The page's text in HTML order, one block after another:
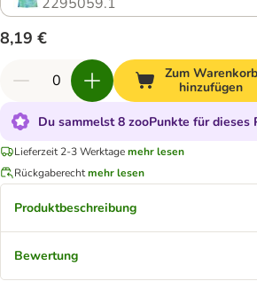
8,19 €
Zum Warenkorb
hinzufügen
Du sammelst 8 zooPunkte für dieses
Lieferzeit 2-3 Werktagemehr lesen
Rückgaberechtmehr lesen
Produktbeschreibung
Bewertung